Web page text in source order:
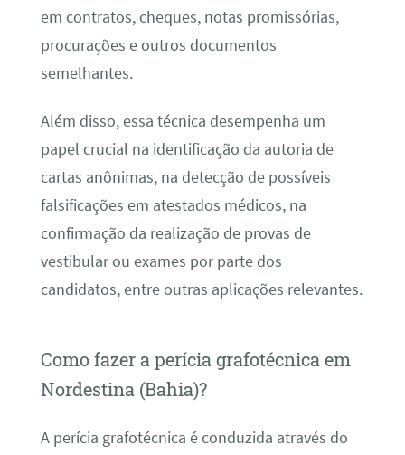
em contratos, cheques, notas promissórias,
procurações e outros documentos
semelhantes.
Além disso, essa técnica desempenha um
papel crucial na identificação da autoria de
cartas anônimas, na detecção de possíveis
falsificações em atestados médicos, na
confirmação da realização de provas de
vestibular ou exames por parte dos
candidatos, entre outras aplicações relevantes.
Como fazer a perícia grafotécnica em
Nordestina (Bahia)?
A perícia grafotécnica é conduzida através do